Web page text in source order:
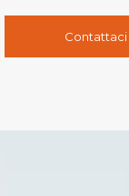
Contattaci